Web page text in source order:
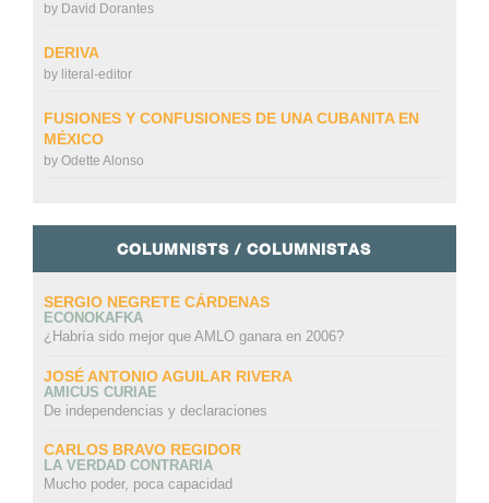
by David Dorantes
DERIVA
by literal-editor
FUSIONES Y CONFUSIONES DE UNA CUBANITA EN
MÉXICO
by Odette Alonso
COLUMNISTS / COLUMNISTAS
SERGIO NEGRETE CÁRDENAS
ECONOKAFKA
¿Habría sido mejor que AMLO ganara en 2006?
JOSÉ ANTONIO AGUILAR RIVERA
AMICUS CURIAE
De independencias y declaraciones
CARLOS BRAVO REGIDOR
LA VERDAD CONTRARIA
Mucho poder, poca capacidad